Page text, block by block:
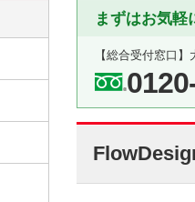
まずはお気軽
【総合受付窓口】